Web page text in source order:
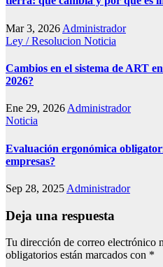
Mar 3, 2026 Administrador
Ley / Resolucion Noticia
Cambios en el sistema de ART
2026?
Ene 29, 2026 Administrador
Noticia
Evaluación ergonómica
empresas?
Sep 28, 2025 Administrador
Deja una respuesta
Tu dirección de correo electrónico
obligatorios están marcados con *